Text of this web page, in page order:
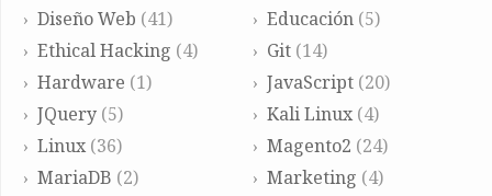
Diseño Web (41) Educación(5)
Ethical Hacking (4) Git(14)
Hardware (1) JavaScript(20)
JQuery (5) Kali Linux(4)
Linux (36) Magento2 (24)
MariaDB (2) Marketing (4)